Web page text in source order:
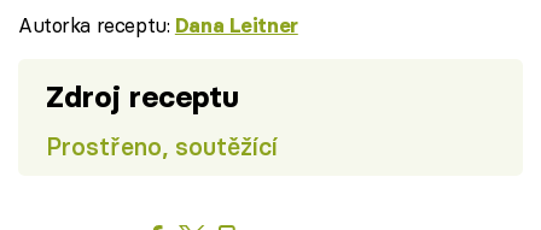
Autorka receptu: Dana Leitner
Zdroj receptu
Prostřeno, soutěžící